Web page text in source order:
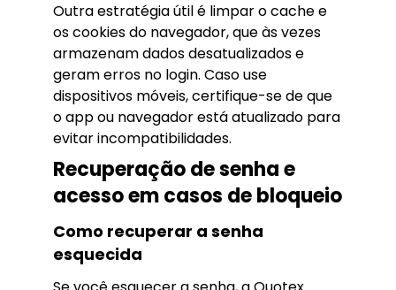
Outra estratégia útil é limpar o cache e
os cookies do navegador, que às vezes
armazenam dados desatualizados e
geram erros no login. Caso use
dispositivos móveis, certifique-se de que
o app ou navegador está atualizado para
evitar incompatibilidades.
Recuperação de senha e
acesso em casos de bloqueio
Como recuperar a senha
esquecida